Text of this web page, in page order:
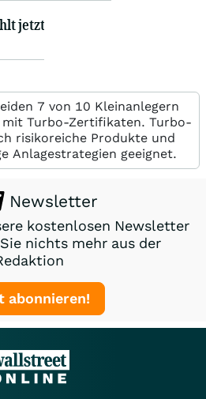
jetzt
7 von 10 Kleinanlegern
mit Turbo-Zertifikaten. Turbo-
risikoreiche Produkte und
Anlagestrategien geeignet.
Newsletter
kostenlosen Newsletter
nichts mehr aus der
abonnieren!